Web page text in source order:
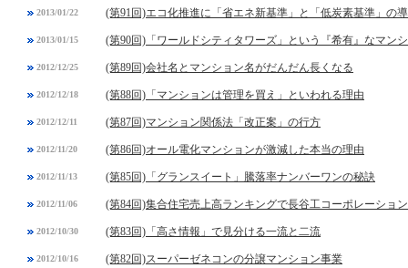
2013/01/22 (第91回)エコ化推進に「省エネ新基準」と「低炭素基準」の
2013/01/15 (第90回)「ワールドシティタワーズ」という『希有』なマン
2012/12/25 (第89回)会社名とマンション名がだんだん長くなる
2012/12/18 (第88回)「マンションは管理を買え」といわれる理由
2012/12/11 (第87回)マンション関係法「改正案」の行方
2012/11/20 (第86回)オール電化マンションが激減した本当の理由
2012/11/13 (第85回)「グランスイート」騰落率ナンバーワンの秘訣
2012/11/06 (第84回)集合住宅売上高ランキングで長谷工コーポレーショ
2012/10/30 (第83回)「高さ情報」で見分ける一流と二流
2012/10/16 (第82回)スーパーゼネコンの分譲マンション事業